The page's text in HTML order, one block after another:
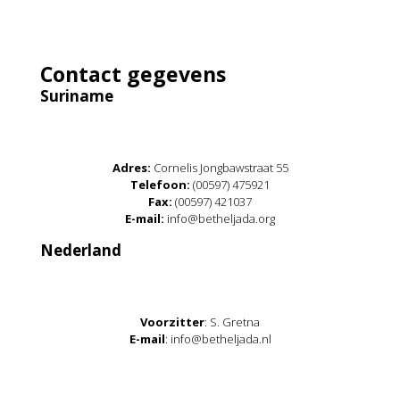
Contact gegevens
Suriname
Adres: Cornelis Jongbawstraat 55
Telefoon: (00597) 475921
Fax: (00597) 421037
E-mail: info@betheljada.org
Nederland
Voorzitter: S. Gretna
E-mail: info@betheljada.nl